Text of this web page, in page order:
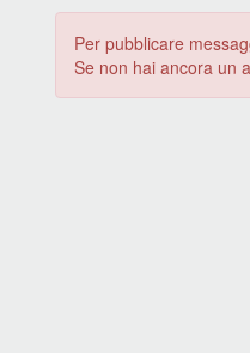
Per pubblicare
Se non hai ancora un